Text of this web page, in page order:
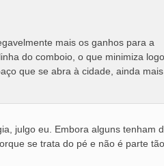
mais os ganhos para a
do comboio, o que minimiza
que se abra à cidade, ainda
julgo eu. Embora alguns tenham
se trata do pé e não é parte tão